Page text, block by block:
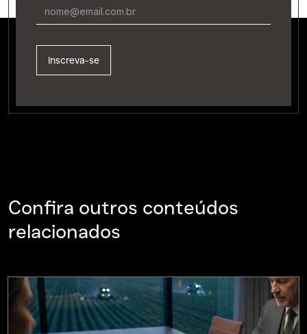
Confira outros conteúdos
relacionados